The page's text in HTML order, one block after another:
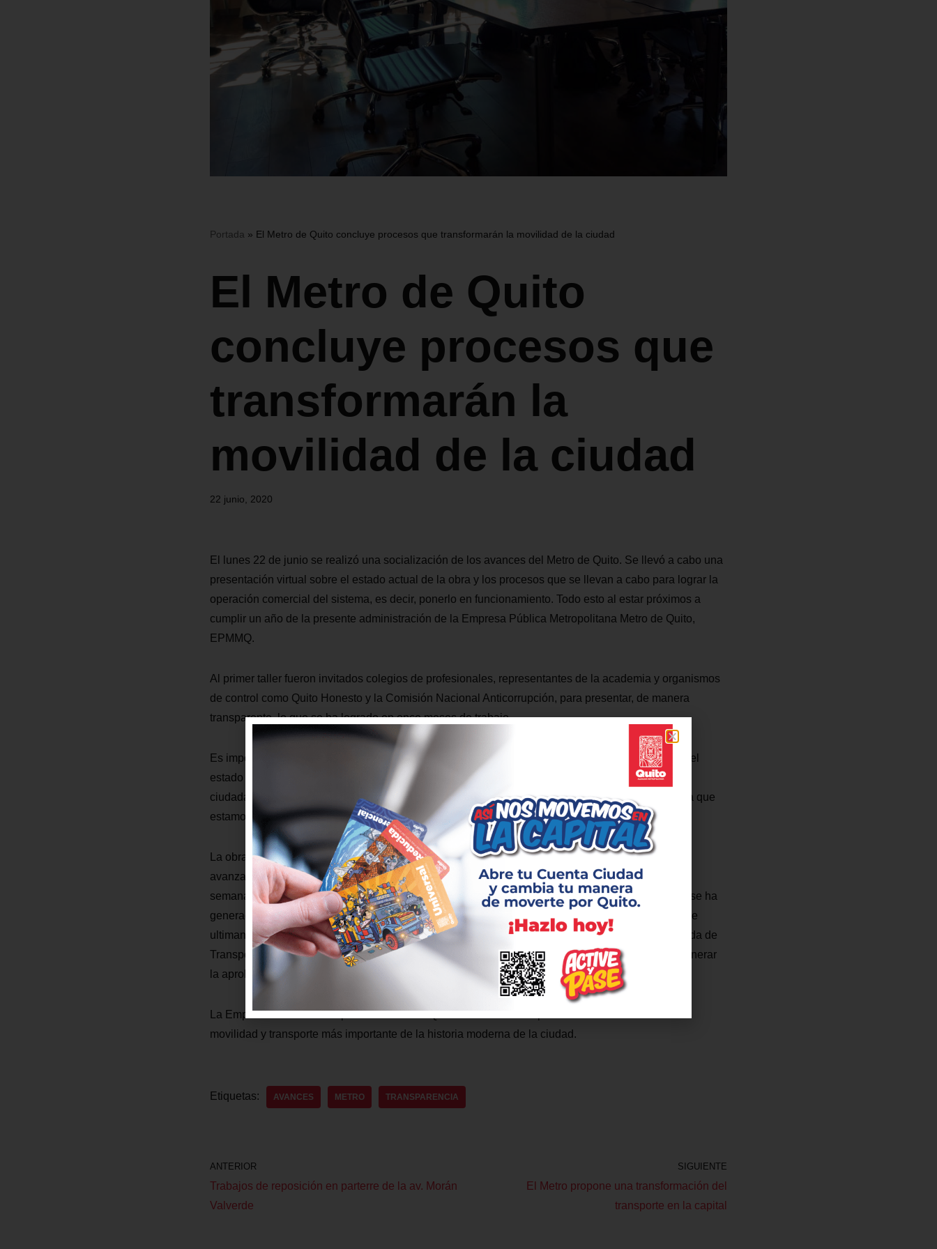
Portada » El Metro de Quito concluye procesos que transformarán la movilidad de la ciudad
El Metro de Quito
concluye procesos que
transformarán la
movilidad de la ciudad
22 junio, 2020
El lunes 22 de junio se realizó una socialización de los avances del Metro de Quito. Se llevó a cabo una
presentación virtual sobre el estado actual de la obra y los procesos que se llevan a cabo para lograr la
operación comercial del sistema, es decir, ponerlo en funcionamiento. Todo esto al estar próximos a
cumplir un año de la presente administración de la Empresa Pública Metropolitana Metro de Quito,
EPMMQ.
Al primer taller fueron invitados colegios de profesionales, representantes de la academia y organismos
de control como Quito Honesto y la Comisión Nacional Anticorrupción, para presentar, de manera
transparente, lo que se ha logrado en once meses de trabajo.
Es importante para la EPMMQ mantener un diálogo abierto con la ciudadanía para dar a conocer el
estado del proyecto de transporte emblemático de la ciudad. “Para Metro de Quito, presentar a la
ciudadanía lo que se está haciendo no es solo un tema de transparencia, es la forma de vida en la que
estamos inmersos como funcionarios públicos”, afirmó Edison Yánez, Gerente General.
La obra presenta a la fecha un avance del 94%. Sin embargo, durante este primer año también se
avanza en varios frentes de trabajo que no habían sido atendidos previamente: en las próximas
semanas iniciará el proceso de selección de la empresa operadora de la primera línea del Metro, se ha
generado ya una propuesta de modelo de gestión pionera en el país para el transporte público y se
ultiman detalles para el sistema integrado de recaudo con la reestructuración de una ‘Red Integrada de
Transporte’. Estos últimos procesos fueron presentados en el Concejo Metropolitano que debe generar
la aprobación correspondiente para transformar el sistema de transporte de Quito.
La Empresa Pública Metropolitana Metro de Quito reafirma su compromiso de construir la obra de
movilidad y transporte más importante de la historia moderna de la ciudad.
Etiquetas: AVANCES METRO TRANSPARENCIA
ANTERIOR
Trabajos de reposición en parterre de la av. Morán
Valverde
SIGUIENTE
El Metro propone una transformación del
transporte en la capital